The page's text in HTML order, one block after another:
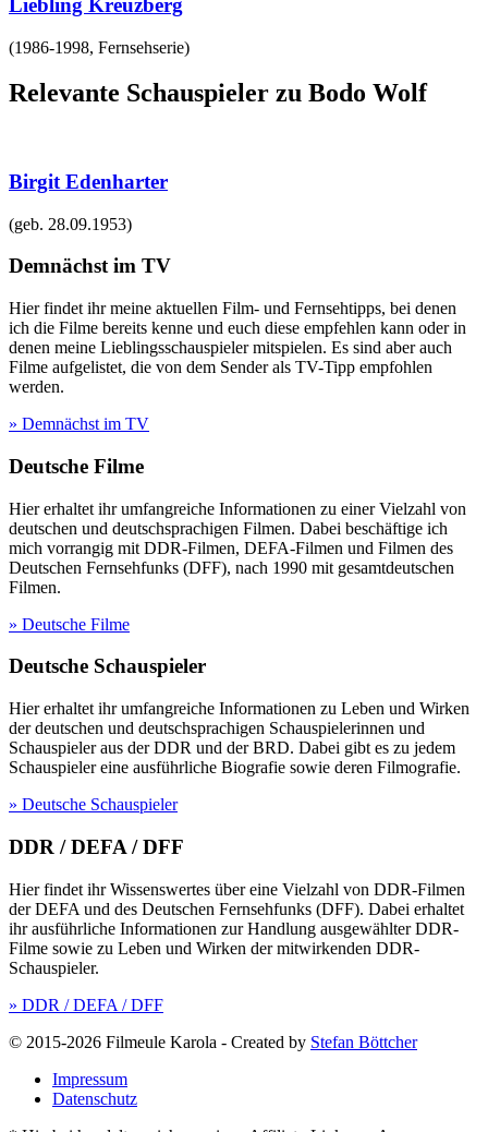
Liebling Kreuzberg
(1986-1998, Fernsehserie)
Relevante Schauspieler zu Bodo Wolf
Birgit Edenharter
(geb. 28.09.1953)
Demnächst im TV
Hier findet ihr meine aktuellen Film- und Fernsehtipps, bei denen
ich die Filme bereits kenne und euch diese empfehlen kann oder in
denen meine Lieblingsschauspieler mitspielen. Es sind aber auch
Filme aufgelistet, die von dem Sender als TV-Tipp empfohlen
werden.
» Demnächst im TV
Deutsche Filme
Hier erhaltet ihr umfangreiche Informationen zu einer Vielzahl von
deutschen und deutschsprachigen Filmen. Dabei beschäftige ich
mich vorrangig mit DDR-Filmen, DEFA-Filmen und Filmen des
Deutschen Fernsehfunks (DFF), nach 1990 mit gesamtdeutschen
Filmen.
» Deutsche Filme
Deutsche Schauspieler
Hier erhaltet ihr umfangreiche Informationen zu Leben und Wirken
der deutschen und deutschsprachigen Schauspielerinnen und
Schauspieler aus der DDR und der BRD. Dabei gibt es zu jedem
Schauspieler eine ausführliche Biografie sowie deren Filmografie.
» Deutsche Schauspieler
DDR / DEFA / DFF
Hier findet ihr Wissenswertes über eine Vielzahl von DDR-Filmen
der DEFA und des Deutschen Fernsehfunks (DFF). Dabei erhaltet
ihr ausführliche Informationen zur Handlung ausgewählter DDR-
Filme sowie zu Leben und Wirken der mitwirkenden DDR-
Schauspieler.
» DDR / DEFA / DFF
© 2015-2026 Filmeule Karola - Created by Stefan Böttcher
Impressum
Datenschutz